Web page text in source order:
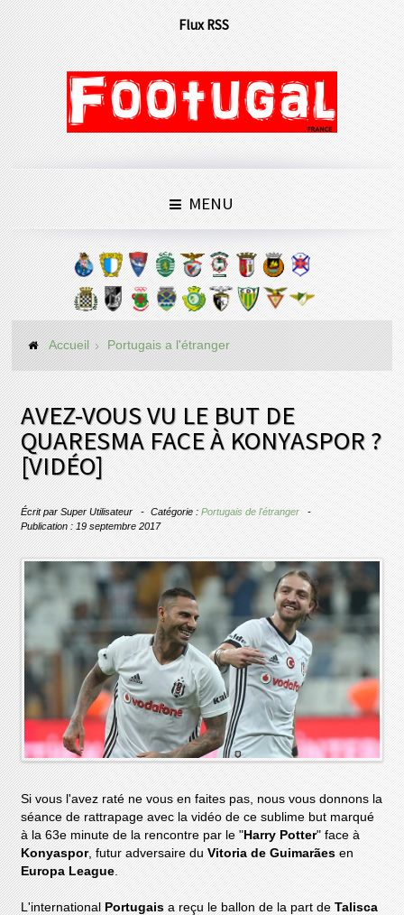
Flux RSS
MENU
Accueil Portugais a l'étranger
AVEZ-VOUS VU LE BUT DE
QUARESMA FACE À KONYASPOR ?
[VIDÉO]
Écrit parSuper Utilisateur Catégorie :Portugais de l'étranger
Publication : 19 septembre 2017
Si vous l'avez raté ne vous en faites pas, nous vous donnons la
séance de rattrapage avec la vidéo de ce sublime but marqué
à la 63e minute de la rencontre par le "Harry Potter" face à
Konyaspor, futur adversaire duVitoria de Guimarães en
Europa League
L'international Portugaisa reçu le ballon de la part deTalisca